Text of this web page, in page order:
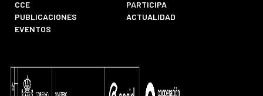
CCE
PARTICIPA
PUBLICACIONES
ACTUALIDAD
EVENTOS